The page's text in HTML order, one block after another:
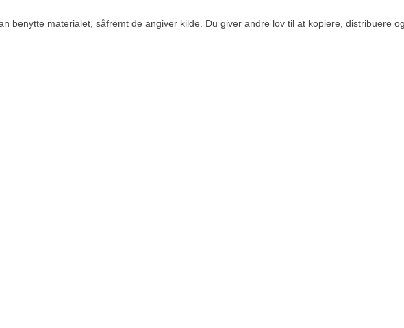
materialet, såfremt de angiver kilde. Du giver andre lov til at kopiere, distribuere